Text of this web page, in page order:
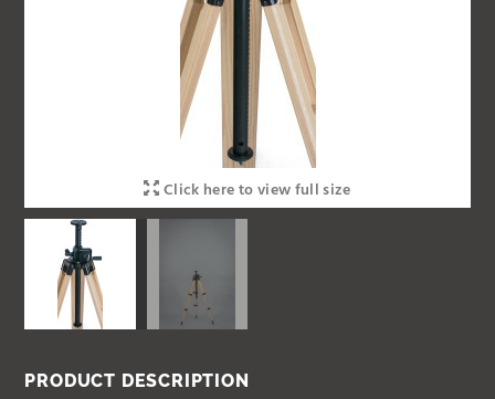
Click here to view full size
PRODUCT DESCRIPTION